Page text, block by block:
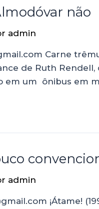
não
admin
Carne
de Ruth
em um ônibus em
admin
¡Átame!